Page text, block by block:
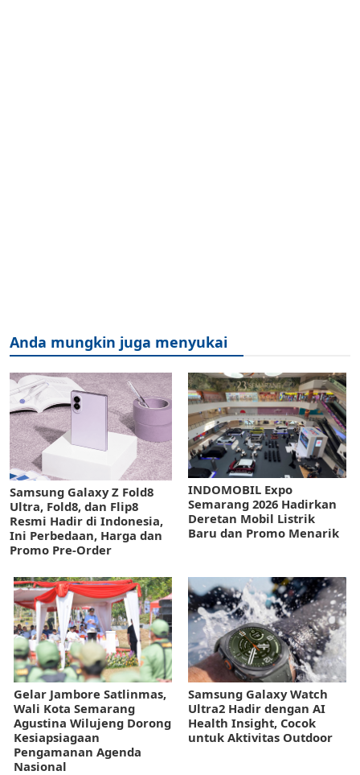
Anda mungkin juga menyukai
Samsung Galaxy Z Fold8
Ultra, Fold8, dan Flip8
Resmi Hadir di Indonesia,
Ini Perbedaan, Harga dan
Promo Pre-Order
INDOMOBIL Expo
Semarang 2026 Hadirkan
Deretan Mobil Listrik
Baru dan Promo Menarik
Gelar Jambore Satlinmas,
Wali Kota Semarang
Agustina Wilujeng Dorong
Kesiapsiagaan
Pengamanan Agenda
Nasional
Samsung Galaxy Watch
Ultra2 Hadir dengan AI
Health Insight, Cocok
untuk Aktivitas Outdoor